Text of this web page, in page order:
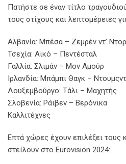
Πατήστε σε έναν τίτλο
τους στίχους και λεπτομέρειες
Αλβανία: Μπέσα – Ζεμρέν ντ’ Ντορ
Τσεχία: Αϊκό – Πεντέσταλ
Γαλλία: Σλιμάν – Μον Αμούρ
Ιρλανδία: Μπάμπι Θαγκ –
Λουξεμβούργο: Τάλι – Μαχητής
Σλοβενία: Ράιβεν – Βερόνικα
Καλλιτέχνες
Επτά χώρες έχουν επιλέξει τους
στείλουν στο Eurovision 2024: